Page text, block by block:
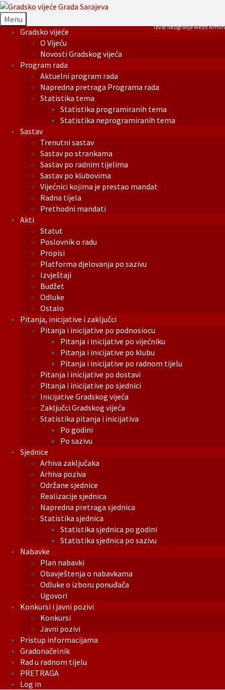
Menu
Gradsko vijeće
O Vijeću
Novosti Gradskog vijeća
Program rada
Aktuelni program rada
Napredna pretraga Programa rada
Statistika tema
Statistika programiranih tema
Statistika neprogramiranih tema
Sastav
Trenutni sastav
Sastav po strankama
Sastav po radnim tijelima
Sastav po klubovima
Vijećnici kojima je prestao mandat
Radna tijela
Prethodni mandati
Akti
Statut
Poslovnik o radu
Propisi
Platforma djelovanja po sazivu
Izvještaji
Budžet
Odluke
Ostalo
Pitanja, inicijative i zaključci
Pitanja i inicijative po podnosiocu
Pitanja i inicijative po vijećniku
Pitanja i inicijative po klubu
Pitanja i inicijative po radnom tijelu
Pitanja i inicijative po dostavi
Pitanja i inicijative po sjednici
Inicijative Gradskog vijeća
Zaključci Gradskog vijeća
Statistika pitanja i inicijativa
Po godini
Po sazivu
Sjednice
Arhiva zaključaka
Arhiva poziva
Održane sjednice
Realizacije sjednica
Napredna pretraga sjednica
Statistika sjednica
Statistika sjednica po godini
Statistika sjednica po sazivu
Nabavke
Plan nabavki
Obavještenja o nabavkama
Odluke o izboru ponuđača
Ugovori
Konkursi i javni pozivi
Konkursi
Javni pozivi
Pristup informacijama
Gradonačelnik
Rad u radnom tijelu
PRETRAGA
Log in
Izvor fotografije Mezit Armin